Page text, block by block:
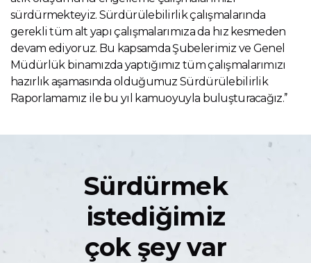
sürdürmekteyiz. Sürdürülebilirlik çalışmalarında
gerekli tüm alt yapı çalışmalarımıza da hız kesmeden
devam ediyoruz. Bu kapsamda Şubelerimiz ve Genel
Müdürlük binamızda yaptığımız tüm çalışmalarımızı
hazırlık aşamasında olduğumuz Sürdürülebilirlik
Raporlamamız ile bu yıl kamuoyuyla buluşturacağız.’’
Sürdürmek
istediğimiz
çok şey var